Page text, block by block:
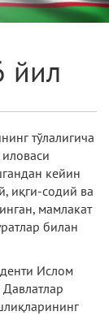
йил
тўлалигича
кейин
иқги-содий ва
мамлакат
билан
Ислом